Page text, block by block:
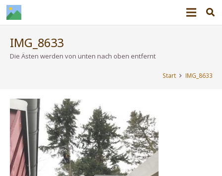
IMG_8633
Die Ästen werden von unten nach oben entfernt
Start IMG_8633